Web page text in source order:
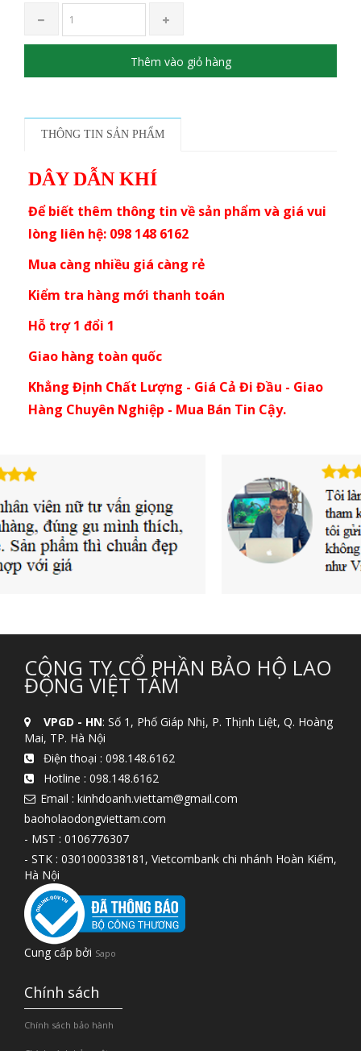
Thêm vào giỏ hàng
THÔNG TIN SẢN PHẨM
DÂY DẪN KHÍ
Để biết thêm thông tin về sản phẩm và giá vui
lòng liên hệ: 098 148 6162
Mua càng nhiều giá càng rẻ
Kiểm tra hàng mới thanh toán
Hỗ trợ 1 đổi 1
Giao hàng toàn quốc
Khẳng Định Chất Lượng - Giá Cả Đi Đầu - Giao
Hàng Chuyên Nghiệp - Mua Bán Tin Cậy.
CÔNG TY CỔ PHẦN BẢO HỘ LAO
ĐỘNG VIỆT TÂM
VPGD - HN: Số 1, Phố Giáp Nhị, P. Thịnh Liệt, Q. Hoàng
Mai, TP. Hà Nội
Điện thoại : 098.148.6162
Hotline : 098.148.6162
Email : kinhdoanh.viettam@gmail.com
baoholaodongviettam.com
- MST : 0106776307
- STK : 0301000338181, Vietcombank chi nhánh Hoàn Kiếm,
Hà Nội
Cung cấp bởi Sapo
Chính sách
Chính sách bảo hành